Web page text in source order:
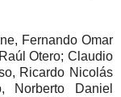
Fernando Omar
Otero; Claudio
Ricardo Nicolás
Norberto Daniel